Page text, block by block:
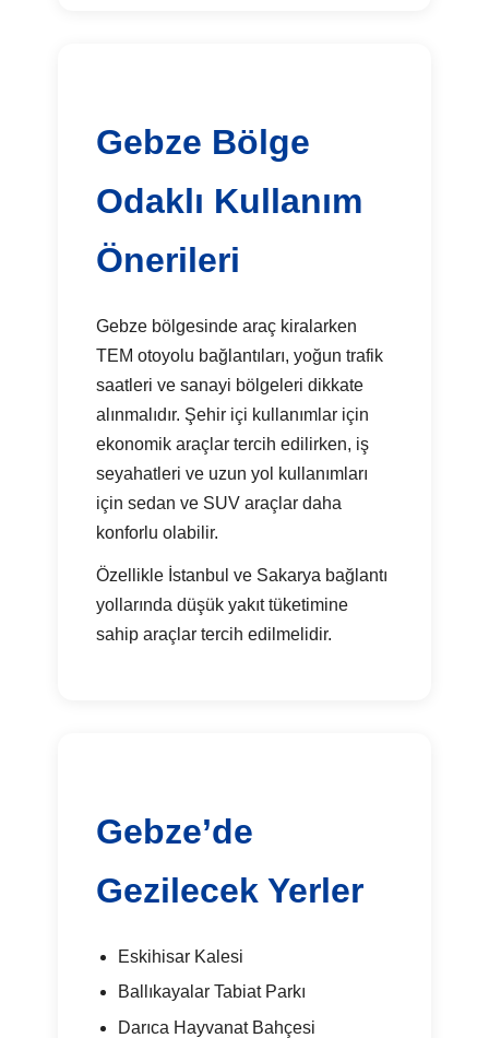
Gebze Bölge
Odaklı Kullanım
Önerileri
Gebze bölgesinde araç kiralarken
TEM otoyolu bağlantıları, yoğun trafik
saatleri ve sanayi bölgeleri dikkate
alınmalıdır. Şehir içi kullanımlar için
ekonomik araçlar tercih edilirken, iş
seyahatleri ve uzun yol kullanımları
için sedan ve SUV araçlar daha
konforlu olabilir.
Özellikle İstanbul ve Sakarya bağlantı
yollarında düşük yakıt tüketimine
sahip araçlar tercih edilmelidir.
Gebze’de
Gezilecek Yerler
Eskihisar Kalesi
Ballıkayalar Tabiat Parkı
Darıca Hayvanat Bahçesi